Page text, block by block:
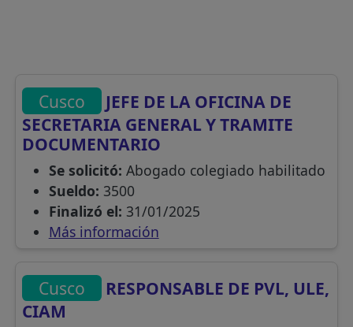
Cusco
JEFE DE LA OFICINA DE
SECRETARIA GENERAL Y TRAMITE
DOCUMENTARIO
Se solicitó: Abogado colegiado habilitado
Sueldo: 3500
Finalizó el: 31/01/2025
Más información
Cusco
RESPONSABLE DE PVL, ULE,
CIAM